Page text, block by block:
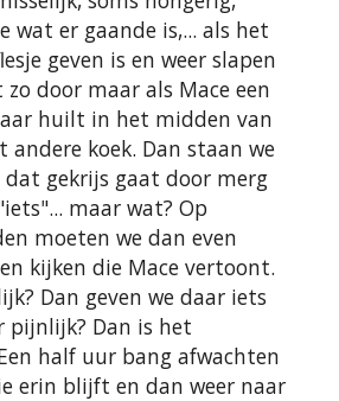
wat er gaande is,... als het
geven is en weer slapen
door maar als Mace een
huilt in het midden van
andere koek. Dan staan we
gekrijs gaat door merg
maar wat? Op
moeten we dan even
kijken die Mace vertoont.
Dan geven we daar iets
pijnlijk? Dan is het
half uur bang afwachten
erin blijft en dan weer naar